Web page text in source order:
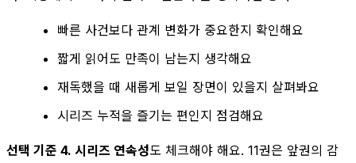
빠른 사건보다 관계 변화가 중요한지 확인해요
짧게 읽어도 만족이 남는지 생각해요
재독했을 때 새롭게 보일 장면이 있을지 살펴봐요
시리즈 누적을 즐기는 편인지 점검해요
선택 기준 4. 시리즈 연속성도 체크해야 해요. 11권은 앞권의 감